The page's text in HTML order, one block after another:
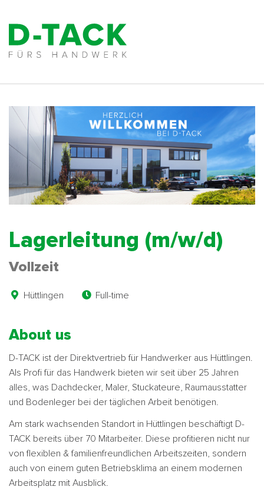
Lagerleitung (m/w/d)
Vollzeit
Hüttlingen Full-time
About us
D-TACK ist der Direktvertrieb für Handwerker aus Hüttlingen.
Als Profi für das Handwerk bieten wir seit über 25 Jahren
alles, was Dachdecker, Maler, Stuckateure, Raumausstatter
und Bodenleger bei der täglichen Arbeit benötigen.
Am stark wachsenden Standort in Hüttlingen beschäftigt D-
TACK bereits über 70 Mitarbeiter. Diese profitieren nicht nur
von flexiblen & familienfreundlichen Arbeitszeiten, sondern
auch von einem guten Betriebsklima an einem modernen
Arbeitsplatz mit Ausblick.